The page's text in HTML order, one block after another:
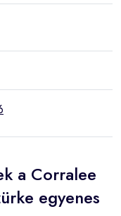
a Corralee
egyenes